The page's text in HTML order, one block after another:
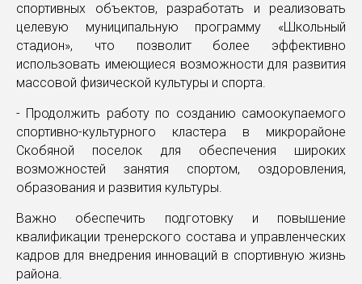
спортивных объектов, разработать и реализовать
целевую муниципальную программу «Школьный
стадион», что позволит более эффективно
использовать имеющиеся возможности для развития
массовой физической культуры и спорта.
- Продолжить работу по созданию самоокупаемого
спортивно-культурного кластера в микрорайоне
Скобяной поселок для обеспечения широких
возможностей занятия спортом, оздоровления,
образования и развития культуры.
Важно обеспечить подготовку и повышение
квалификации тренерского состава и управленческих
кадров для внедрения инноваций в спортивную жизнь
района.